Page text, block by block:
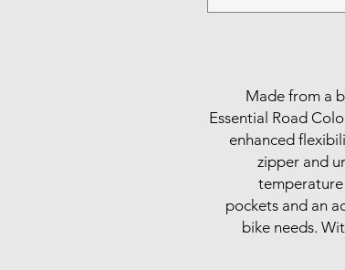
Made from a
Essential Road
enhanced
zipper and
pockets and an
bike needs.